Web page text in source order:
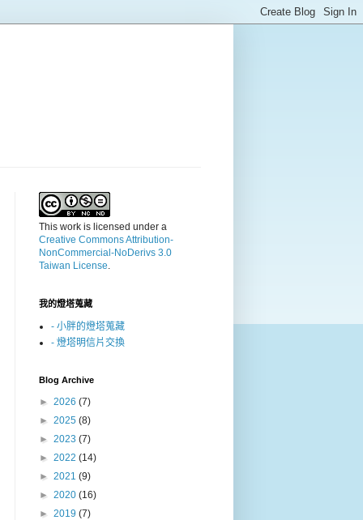
This work is licensed under a
Creative Commons Attribution-
NonCommercial-NoDerivs 3.0
Taiwan License.
我的燈塔蒐藏
- 小胖的燈塔蒐藏
- 燈塔明信片交換
Blog Archive
► 2026 (7)
► 2025 (8)
► 2023 (7)
► 2022 (14)
► 2021 (9)
► 2020 (16)
► 2019 (7)